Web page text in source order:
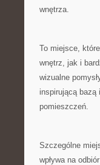
wnętrza.
To miejsce,
wnętrz, jak i
wizualne
inspirującą bazą
pomieszczeń.
Szczególne
wpływa na